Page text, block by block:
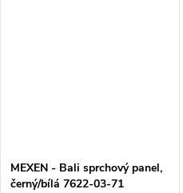
MEXEN - Bali sprchový panel,
černý/bílá 7622-03-71